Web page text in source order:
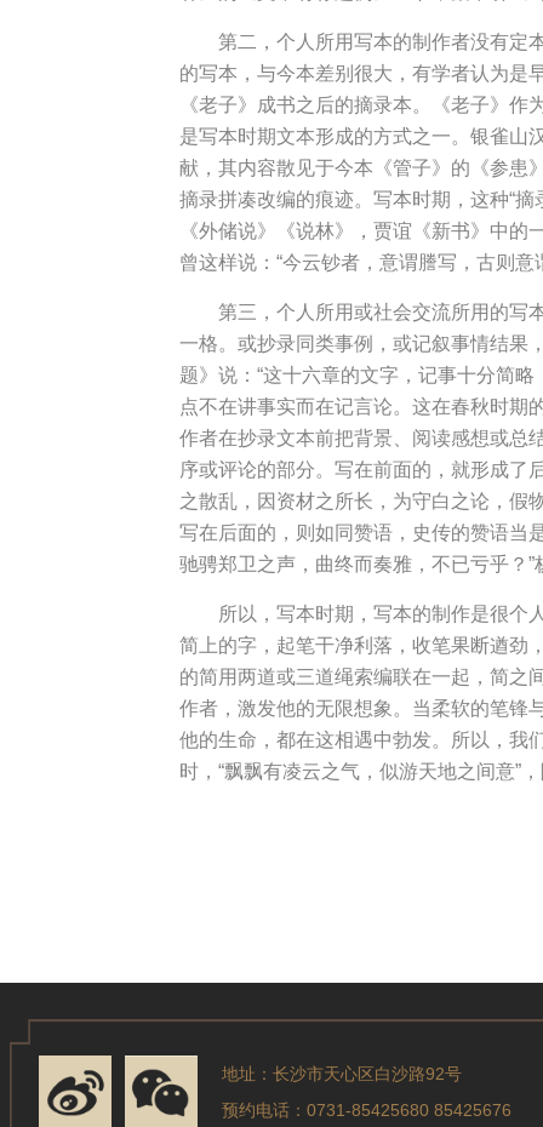
第二，个人所用写本的制作者没有定
的写本，与今本差别很大，有学者认为是
《老子》成书之后的摘录本。《老子》
是写本时期文本形成的方式之一。银雀山
献，其内容散见于今本《管子》的《参患
摘录拼凑改编的痕迹。写本时期，这种“
《外储说》《说林》，贾谊《新书》中
曾这样说：“今云钞者，意谓謄写，古则
第三，个人所用或社会交流所用的写
一格。或抄录同类事例，或记叙事情结果
题》说：“这十六章的文字，记事十分简
点不在讲事实而在记言论。这在春秋时期
作者在抄录文本前把背景、阅读感想或总
序或评论的部分。写在前面的，就形成了
之散乱，因资材之所长，为守白之论，
写在后面的，则如同赞语，史传的赞语当
驰骋郑卫之声，曲终而奏雅，不已亏乎？
所以，写本时期，写本的制作是很个
简上的字，起笔干净利落，收笔果断遒劲
的简用两道或三道绳索编联在一起，简之
作者，激发他的无限想象。当柔软的笔锋
他的生命，都在这相遇中勃发。所以，我
时，“飘飘有凌云之气，似游天地之间意”
地址：长沙市天心区白沙路92号
预约电话：0731-85425680 85425676